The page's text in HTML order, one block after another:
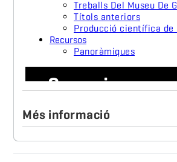
Més informació